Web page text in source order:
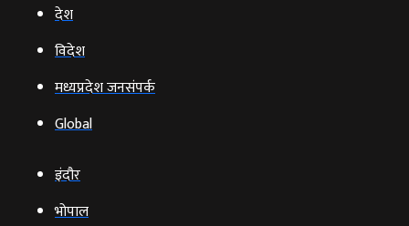
देश
विदेश
मध्यप्रदेश जनसंपर्क
Global
इंदौर
भोपाल